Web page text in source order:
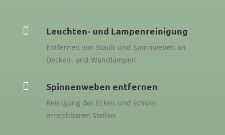
 Leuchten- und Lampenreinigung
Entfernen von Staub und Spinnweben an
Decken- und Wandlampen
 Spinnenweben entfernen
Reinigung der Ecken und schwer
erreichbaren Stellen